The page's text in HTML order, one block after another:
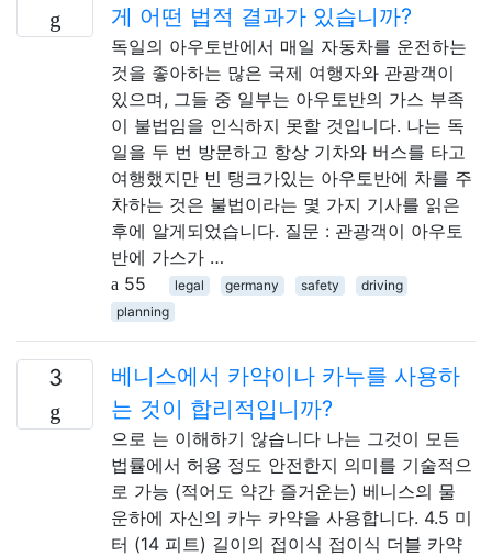
게 어떤 법적 결과가 있습니까?
독일의 아우토반에서 매일 자동차를 운전하는
것을 좋아하는 많은 국제 여행자와 관광객이
있으며, 그들 중 일부는 아우토반의 가스 부족
이 불법임을 인식하지 못할 것입니다. 나는 독
일을 두 번 방문하고 항상 기차와 버스를 타고
여행했지만 빈 탱크가있는 아우토반에 차를 주
차하는 것은 불법이라는 몇 가지 기사를 읽은
후에 알게되었습니다. 질문 : 관광객이 아우토
반에 가스가 …
55
legal germany safety
driving
planning
3
베니스에서 카약이나 카누를 사용하
는 것이 합리적입니까?
으로 는 이해하기 않습니다 나는 그것이 모든
법률에서 허용 정도 안전한지 의미를 기술적으
로 가능 (적어도 약간 즐거운는) 베니스의 물
운하에 자신의 카누 카약을 사용합니다. 4.5 미
터 (14 피트) 길이의 접이식 접이식 더블 카약